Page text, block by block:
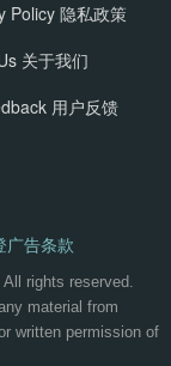
Policy 隐私政策
关于我们
用户反馈
广告条款
rights reserved.
material from
written permission of